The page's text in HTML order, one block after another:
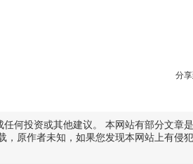
分
何投资或其他建议。 本网站有部分文章
原作者未知，如果您发现本网站上有侵